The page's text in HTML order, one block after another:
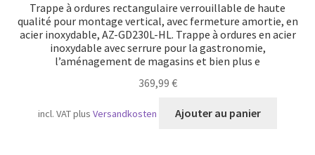
Trappe à ordures rectangulaire verrouillable de haute
qualité pour montage vertical, avec fermeture amortie, en
acier inoxydable, AZ-GD230L-HL. Trappe à ordures en acier
inoxydable avec serrure pour la gastronomie,
l’aménagement de magasins et bien plus e
369,99 €
incl. VATplusVersandkosten Ajouter au panier